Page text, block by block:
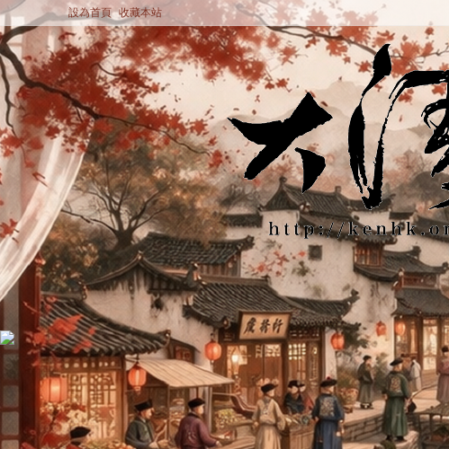
設為首頁 收藏本站